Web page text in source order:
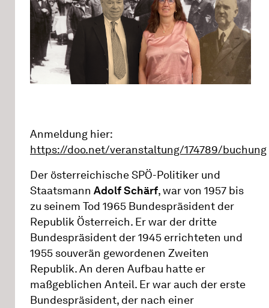
Anmeldung hier:
https://doo.net/veranstaltung/174789/buchung
Der österreichische SPÖ-Politiker und
Staatsmann Adolf Schärf, war von 1957 bis
zu seinem Tod 1965 Bundespräsident der
Republik Österreich. Er war der dritte
Bundespräsident der 1945 errichteten und
1955 souverän gewordenen Zweiten
Republik. An deren Aufbau hatte er
maßgeblichen Anteil. Er war auch der erste
Bundespräsident, der nach einer